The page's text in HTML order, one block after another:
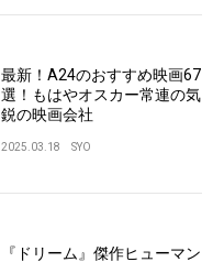
最新！A24のおすすめ映画67
選！もはやオスカー常連の気
鋭の映画会社
2025.03.18 SYO
『ドリーム』傑作ヒューマン